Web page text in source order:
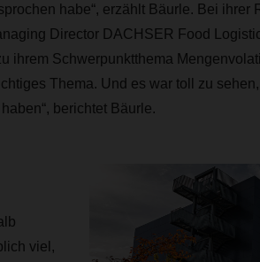
habe“, erzählt Bäurle. Bei ihrer
Director DACHSER Food
ihrem Schwerpunktthema
Thema. Und es war toll zu
berichtet Bäurle.
viel,